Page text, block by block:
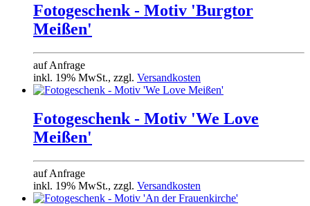
Fotogeschenk - Motiv 'Burgtor
Meißen'
auf Anfrage
inkl. 19% MwSt., zzgl. Versandkosten
Fotogeschenk - Motiv 'We Love
Meißen'
auf Anfrage
inkl. 19% MwSt., zzgl. Versandkosten